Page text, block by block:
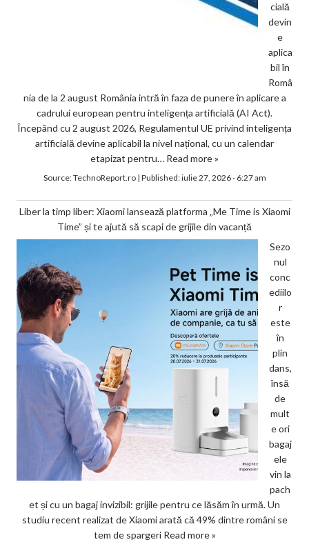
cială
devin
e
aplica
bil în
Româ
nia de la 2 august România intră în faza de punere în aplicare a
cadrului european pentru inteligența artificială (AI Act).
Începând cu 2 august 2026, Regulamentul UE privind inteligența
artificială devine aplicabil la nivel național, cu un calendar
etapizat pentru… Read more »
Source:TechnoReport.ro| Published:iulie 27, 2026 - 6:27 am
Liber la timp liber: Xiaomi lansează platforma „Me Time is Xiaomi
Time” și te ajută să scapi de grijile din vacanță
Sezo
nul
conc
ediilo
r
este
în
plin
dans,
însă
de
mult
e ori
bagaj
ele
vin la
pach
et și cu un bagaj invizibil: grijile pentru ce lăsăm în urmă. Un
studiu recent realizat de Xiaomi arată că 49% dintre români se
tem de spargeri Read more »